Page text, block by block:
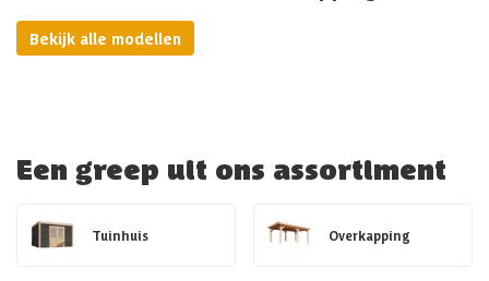
Bekijk alle modellen
Een greep uit ons assortiment
Tuinhuis Overkapping